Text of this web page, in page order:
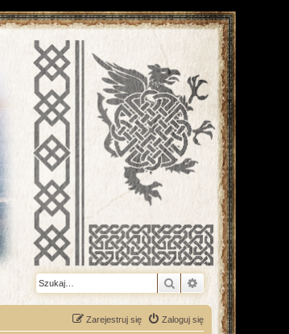
Szukaj Wyszukiwanie
Zaloguj się
Zarejestruj się